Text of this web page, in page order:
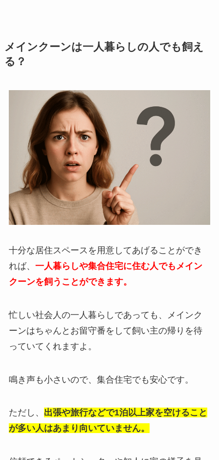
メインクーンは一人暮らしの人でも飼え
る？
十分な居住スペースを用意してあげることができ
れば、 一人暮らしや集合住宅に住む人でもメイン
クーンを飼うことができます。
忙しい社会人の一人暮らしであっても、メインク
ーンはちゃんとお留守番をして飼い主の帰りを待
っていてくれますよ。
鳴き声も小さいので、集合住宅でも安心です。
ただし、 出張や旅行などで1泊以上家を空けること
が多い人はあまり向いていません。